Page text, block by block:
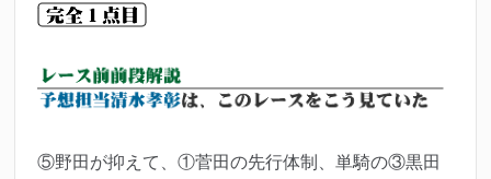
⑤野田が抑えて、①菅田の先行体制、単騎の③黒田